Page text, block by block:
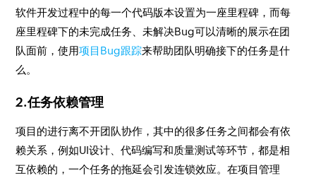
软件开发过程中的每一个代码版本设置为一座里程碑，而每
座里程碑下的未完成任务、未解决Bug可以清晰的展示在团
队面前，使用项目Bug跟踪来帮助团队明确接下的任务是什
么。
2.任务依赖管理
项目的进行离不开团队协作，其中的很多任务之间都会有依
赖关系，例如UI设计、代码编写和质量测试等环节，都是相
互依赖的，一个任务的拖延会引发连锁效应。在项目管理